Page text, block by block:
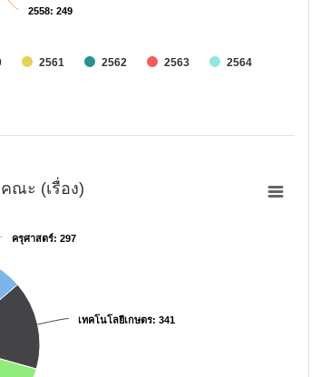
2558: 249
2558: 249
2561 2562 2563
2564
ณะ (เรื่อง)
ครุศาสตร์: 297
ครุศาสตร์: 297
เทคโนโลยีเกษตร: 341
เทคโนโลยีเกษตร: 341